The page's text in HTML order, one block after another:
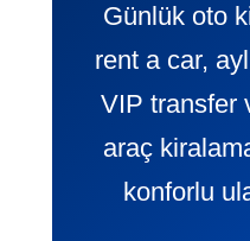
Günlük oto
rent a car,
VIP transfer
araç
konforlu